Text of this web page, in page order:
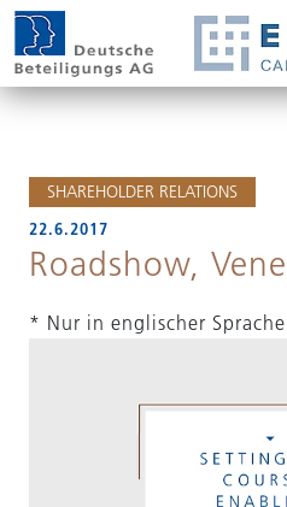
SHAREHOLDER RELATIONS
22.6.2017
Roadshow,
* Nur in englischer